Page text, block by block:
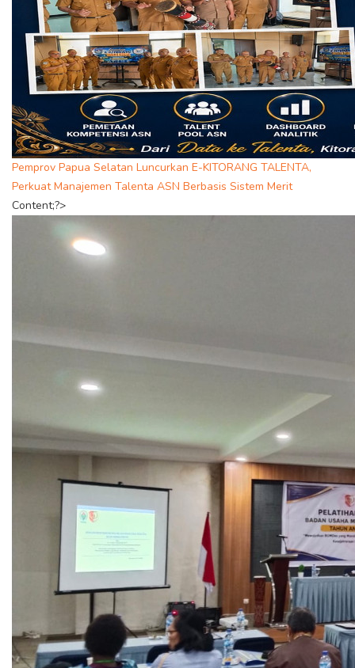
Pemprov Papua Selatan Luncurkan E-KITORANG TALENTA,
Perkuat Manajemen Talenta ASN Berbasis Sistem Merit
Content;?>